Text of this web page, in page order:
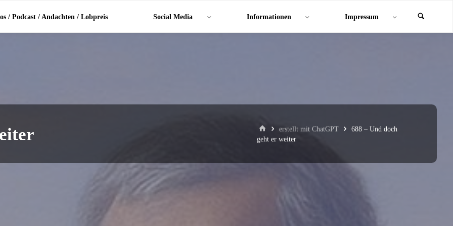
/ Podcast / Andachten / Lobpreis Social Media Informationen Impressum
Starterstellt mit ChatGPT
688 – Und doch
geht er weiter